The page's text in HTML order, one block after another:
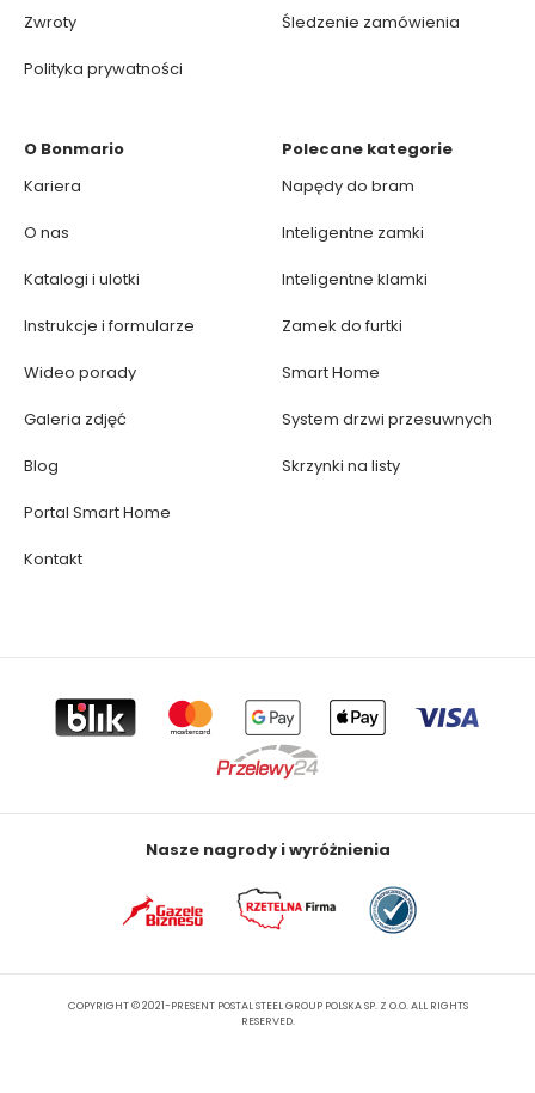
Zwroty
Polityka prywatności
Śledzenie zamówienia
O Bonmario
Kariera
O nas
Katalogi i ulotki
Instrukcje i formularze
Wideo porady
Galeria zdjęć
Blog
Portal Smart Home
Kontakt
Polecane kategorie
Napędy do bram
Inteligentne zamki
Inteligentne klamki
Zamek do furtki
Smart Home
System drzwi przesuwnych
Skrzynki na listy
Nasze nagrody i wyróżnienia
COPYRIGHT © 2021-PRESENT POSTAL STEEL GROUP POLSKA SP. Z O.O. ALL RIGHTS
RESERVED.